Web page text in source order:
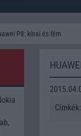
P8: kínai és fém
Címkék: